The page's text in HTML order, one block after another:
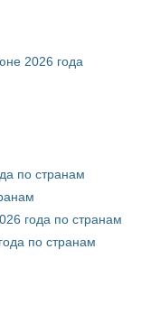
2026 года
по странам
года по странам
по странам